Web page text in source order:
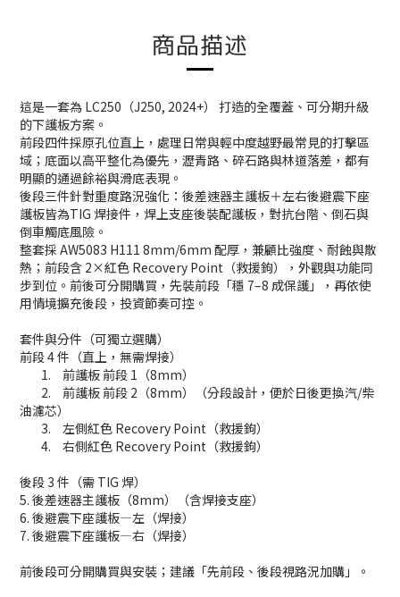
商品描述
這是一套為 LC250（J250, 2024+） 打造的全覆蓋、可分期升級
的下護板方案。
前段四件採原孔位直上，處理日常與輕中度越野最常見的打擊區
域；底面以高平整化為優先，瀝青路、碎石路與林道落差，都有
明顯的通過餘裕與滑底表現。
後段三件針對重度路況強化：後差速器主護板＋左右後避震下座
護板皆為TIG 焊接件，焊上支座後裝配護板，對抗台階、倒石與
倒車觸底風險。
整套採 AW5083 H111 8mm/6mm 配厚，兼顧比強度、耐蝕與散
熱；前段含 2×紅色 Recovery Point（救援鉤），外觀與功能同
步到位。前後可分開購買，先裝前段「穩 7–8 成保護」，再依使
用情境擴充後段，投資節奏可控。
套件與分件（可獨立選購）
前段 4 件（直上，無需焊接）
1.
前護板 前段 1（8mm）
2.
前護板 前段 2（8mm）（分段設計，便於日後更換汽/柴
油濾芯）
3.
左側紅色 Recovery Point（救援鉤）
4.
右側紅色 Recovery Point（救援鉤）
後段 3 件（需 TIG 焊）
5. 後差速器主護板（8mm）（含焊接支座）
6. 後避震下座護板—左（焊接）
7. 後避震下座護板—右（焊接）
前後段可分開購買與安裝；建議「先前段、後段視路況加購」。